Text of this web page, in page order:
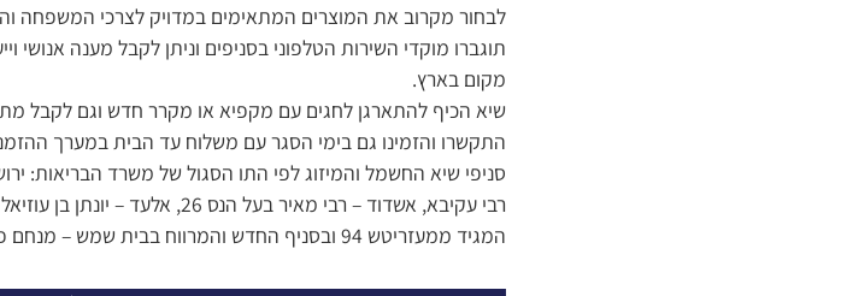
לבחור מקרוב את המוצרים המתאימים במדויק לצרכי המשפחה
תוגברו מוקדי השירות הטלפוני בסניפים וניתן לקבל מענה אנושי
מקום בארץ.
שיא הכיף להתארגן לחגים עם מקפיא או מקרר חדש וגם לקבל
התקשרו והזמינו גם בימי הסגר עם משלוח עד הבית במערך ההזמנות
המגיד ממעזריטש 94 ובסניף החדש והמרווח בבית שמש – מנחם פרוש 12.